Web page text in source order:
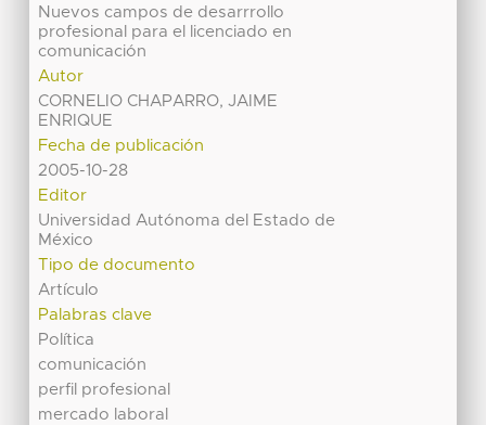
Nuevos campos de desarrrollo
profesional para el licenciado en
comunicación
Autor
CORNELIO CHAPARRO, JAIME
ENRIQUE
Fecha de publicación
2005-10-28
Editor
Universidad Autónoma del Estado de
México
Tipo de documento
Artículo
Palabras clave
Política
comunicación
perfil profesional
mercado laboral